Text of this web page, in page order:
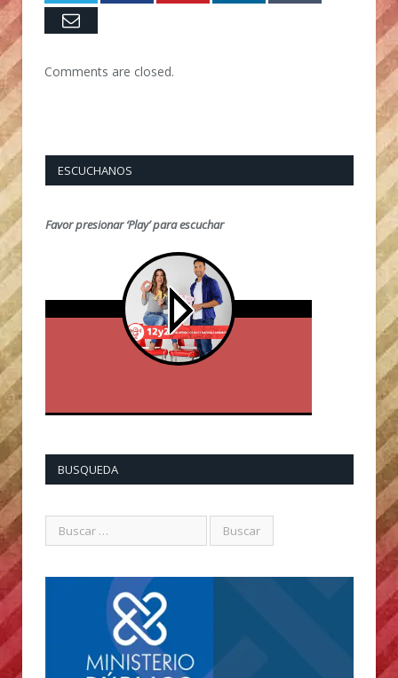
Email
Comments are closed.
ESCUCHANOS
Favor presionar ‘Play’ para escuchar
BUSQUEDA